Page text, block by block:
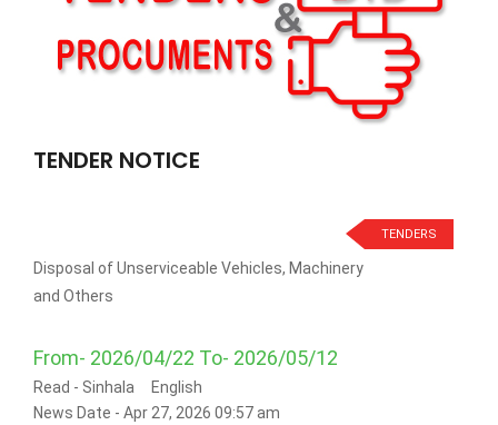
TENDER NOTICE
TENDERS
Disposal of Unserviceable Vehicles, Machinery
and Others
From- 2026/04/22 To- 2026/05/12
Read - Sinhala
English
News Date - Apr 27, 2026 09:57 am